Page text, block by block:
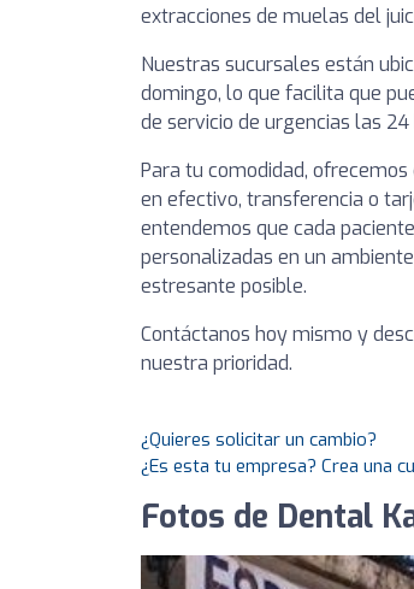
extracciones de muelas del
Nuestras sucursales están
domingo, lo que facilita que
de servicio de urgencias las
Para tu comodidad,
en efectivo, transferencia o
entendemos que cada
personalizadas en un
estresante posible.
Contáctanos hoy mismo y
nuestra prioridad.
¿Quieres solicitar un cambio?
¿Es esta tu empresa? Crea una
Fotos de Dental